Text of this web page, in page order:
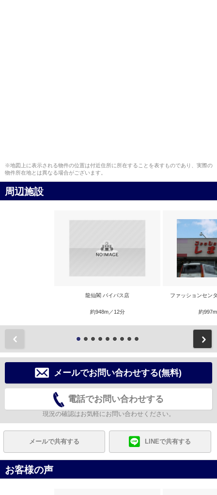
※地図上に表示される物件の位置は付近住所に所在することを表すものであり、実際の
物件所在地とは異なる場合がございます。
周辺施設
龍仙閣 バイパス店
約948m／12分
ファッションセン
約
メールでお問い合わせする(無料)
電話でお問い合わせする
現況の確認はお気軽にお問い合わせください。
メールで共有する LINEで共有する
お客様の声